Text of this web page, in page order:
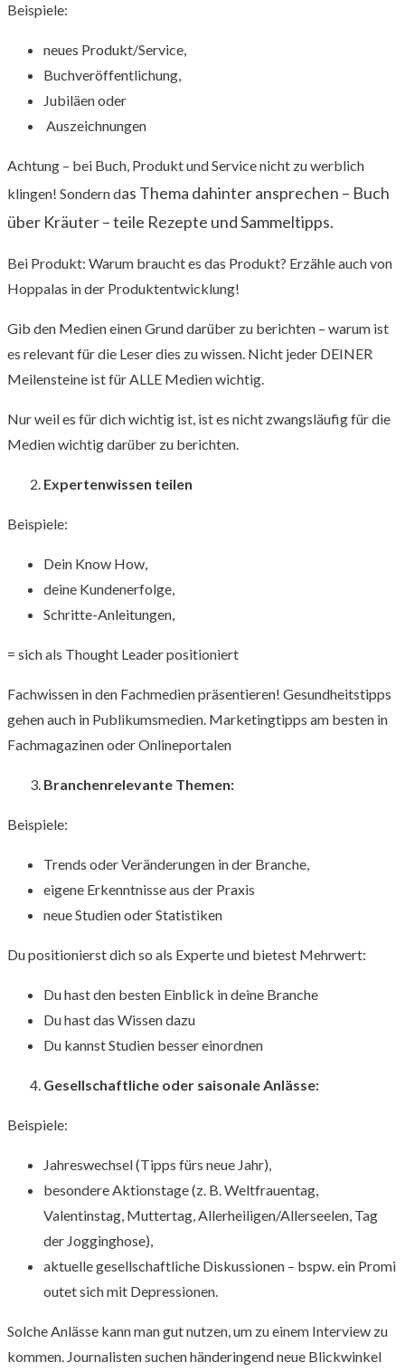
Beispiele:
neues Produkt/Service,
Buchveröffentlichung,
Jubiläen oder
Auszeichnungen
Achtung – bei Buch, Produkt und Service nicht zu werblich
klingen! Sondern das Thema dahinter ansprechen – Buch
über Kräuter – teile Rezepte und Sammeltipps.
Bei Produkt: Warum braucht es das Produkt? Erzähle auch von
Hoppalas in der Produktentwicklung!
Gib den Medien einen Grund darüber zu berichten – warum ist
es relevant für die Leser dies zu wissen. Nicht jeder DEINER
Meilensteine ist für ALLE Medien wichtig.
Nur weil es für dich wichtig ist, ist es nicht zwangsläufig für die
Medien wichtig darüber zu berichten.
Expertenwissen teilen
Beispiele:
Dein Know How,
deine Kundenerfolge,
Schritte-Anleitungen,
= sich als Thought Leader positioniert
Fachwissen in den Fachmedien präsentieren! Gesundheitstipps
gehen auch in Publikumsmedien. Marketingtipps am besten in
Fachmagazinen oder Onlineportalen
Branchenrelevante Themen:
Beispiele:
Trends oder Veränderungen in der Branche,
eigene Erkenntnisse aus der Praxis
neue Studien oder Statistiken
Du positionierst dich so als Experte und bietest Mehrwert:
Du hast den besten Einblick in deine Branche
Du hast das Wissen dazu
Du kannst Studien besser einordnen
Gesellschaftliche oder saisonale Anlässe:
Beispiele:
Jahreswechsel (Tipps fürs neue Jahr),
besondere Aktionstage (z. B. Weltfrauentag,
Valentinstag, Muttertag, Allerheiligen/Allerseelen, Tag
der Jogginghose),
aktuelle gesellschaftliche Diskussionen – bspw. ein Promi
outet sich mit Depressionen.
Solche Anlässe kann man gut nutzen, um zu einem Interview zu
kommen. Journalisten suchen händeringend neue Blickwinkel